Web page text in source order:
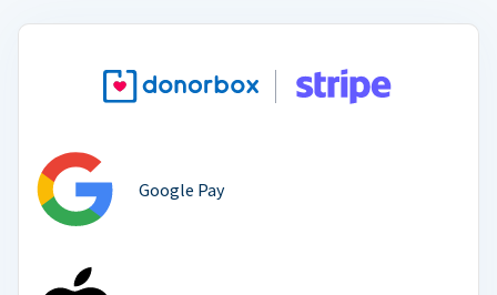
Google Pay